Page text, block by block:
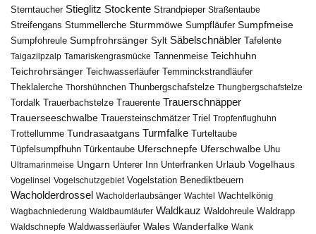
Sterntaucher Stieglitz Stockente Strandpieper Straßentaube
Streifengans Stummellerche Sturmmöwe Sumpfläufer Sumpfmeise
Sumpfohreule Sumpfrohrsänger Sylt Säbelschnäbler Tafelente
Taigazilpzalp Tamariskengrasmücke Tannenmeise Teichhuhn
Teichrohrsänger Teichwasserläufer Temminckstrandläufer
Theklalerche Thorshühnchen Thunbergschafstelze Thungbergschafstelze
Tordalk Trauerbachstelze Trauerente Trauerschnäpper
Trauerseeschwalbe Trauersteinschmätzer Triel Tropfenflughuhn
Trottellumme Tundrasaatgans Turmfalke Turteltaube
Tüpfelsumpfhuhn
Türkentaube Uferschnepfe Uferschwalbe Uhu
Ultramarinmeise Ungarn Unterer Inn Unterfranken Urlaub Vogelhaus
Vogelinsel Vogelschutzgebiet Vogelstation Benediktbeuern
Wacholderdrossel Wacholderlaubsänger Wachtel Wachtelkönig
Wagbachniederung Waldbaumläufer Waldkauz Waldohreule Waldrapp
Waldschnepfe Waldwasserläufer Wales Wanderfalke Wank